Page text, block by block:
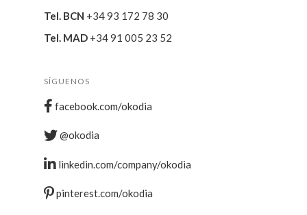
Tel. BCN +34 93 172 78 30
Tel. MAD +34 91 005 23 52
SÍGUENOS
facebook.com/okodia
@okodia
linkedin.com/company/okodia
pinterest.com/okodia